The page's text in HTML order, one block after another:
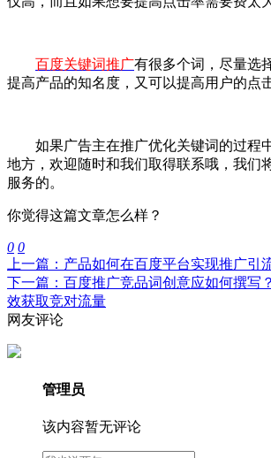
百度关键词推广有很多个词，尽量选
提高产品的知名度，又可以提高用户的点
如果广告主在推广优化关键词的过程
地方，欢迎随时和我们取得联系哦，我们
服务的。
你觉得这篇文章怎么样？
0 0
上一篇：产品如何在百度平台实现推广引
下一篇：百度推广竞品词创意应如何撰写
效获取竞对流量
网友评论
管理员
该内容暂无评论